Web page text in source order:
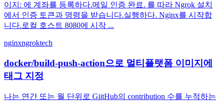
이지: 에 계좌를 등록하다.메일 인증 완료. 를 따라 Ngrok 설치
에서 인증 토큰과 명령을 받습니다.실행하다. Nginx를 시작합
니다.로컬 호스트 8080에 시작 ...
nginxngroktech
docker/build-push-action으로 멀티플랫폼 이미지에
태그 지정
나는 연간 또는 월 단위로 GiitHub의 contribution 수를 누적하는